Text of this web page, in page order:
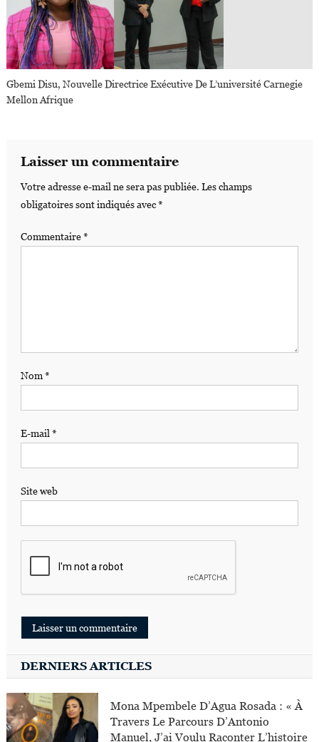
Gbemi Disu, Nouvelle Directrice Exécutive De L’université Carnegie
Mellon Afrique
Laisser un commentaire
Votre adresse e-mail ne sera pas publiée. Les champs
obligatoires sont indiqués avec*
Commentaire*
Nom*
E-mail *
Site web
DERNIERS ARTICLES
Mona Mpembele D’Agua Rosada : « À
Travers Le Parcours D’Antonio
Manuel, J’ai Voulu Raconter L’histoire